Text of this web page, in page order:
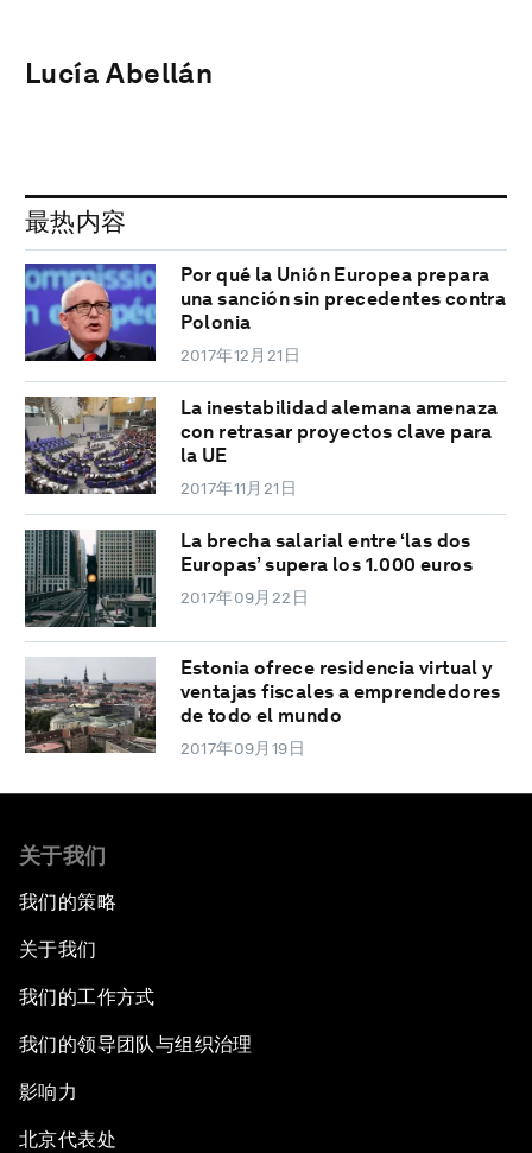
Lucía Abellán
最热内容
Por qué la Unión Europea prepara
una sanción sin precedentes contra
Polonia
2017年12月21日
La inestabilidad alemana amenaza
con retrasar proyectos clave para
la UE
2017年11月21日
La brecha salarial entre ‘las dos
Europas’ supera los 1.000 euros
2017年09月22日
Estonia ofrece residencia virtual y
ventajas fiscales a emprendedores
de todo el mundo
2017年09月19日
关于我们
我们的策略
关于我们
我们的工作方式
我们的领导团队与组织治理
影响力
北京代表处